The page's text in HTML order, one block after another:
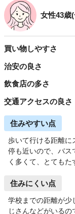
女性43歳
買い物しやすさ
治安の良さ
飲食店の多さ
交通アクセスの良さ
住みやすい点
歩いて行ける距離に
停も近いので、バス
く多くて、とてもた
住みにくい点
学校までの距離が少
じさんなどがいる